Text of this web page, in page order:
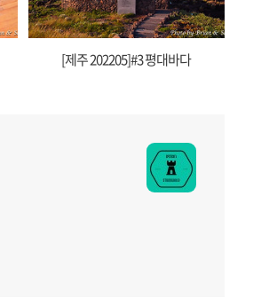
[제주 202205]#3 평대바다